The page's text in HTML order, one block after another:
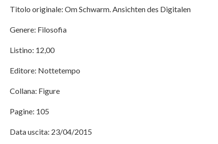
Titolo originale: Om Schwarm. Ansichten des Digitalen
Genere: Filosofia
Listino: 12,00
Editore: Nottetempo
Collana: Figure
Pagine: 105
Data uscita: 23/04/2015